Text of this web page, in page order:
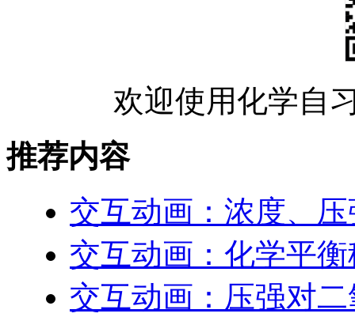
欢迎使用化学自
推荐内容
交互动画：浓度、
交互动画：化学平
交互动画：压强对